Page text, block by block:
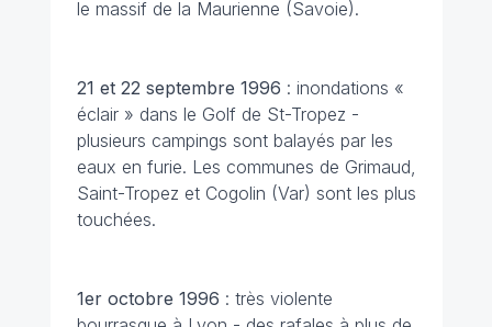
le massif de la Maurienne (Savoie).
21 et 22 septembre 1996 : inondations «
éclair » dans le Golf de St-Tropez -
plusieurs campings sont balayés par les
eaux en furie. Les communes de Grimaud,
Saint-Tropez et Cogolin (Var) sont les plus
touchées.
1er octobre 1996 : très violente